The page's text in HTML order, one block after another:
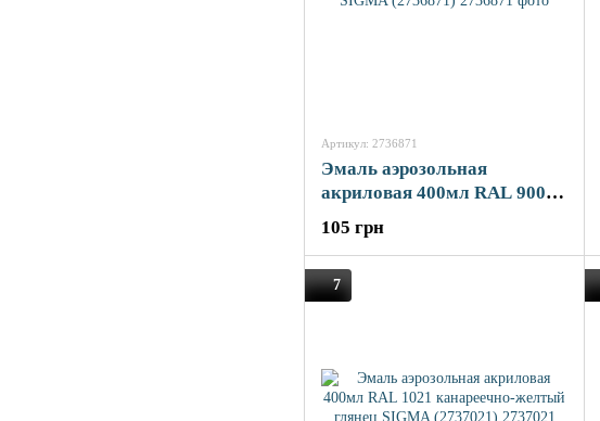
Артикул: 2736871
Эмаль аэрозольная
акриловая 400мл RAL 9006
(2736871)
105 грн
7